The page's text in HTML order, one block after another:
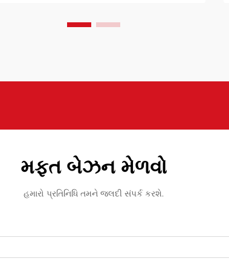
સમયને ઘટાડી શકાય છે, ઓછામાં ઓછા.
મફત બેઝન મેળવો
હમારો પ્રતિનિધિ તમને જલદી સંપર્ક કરશે.